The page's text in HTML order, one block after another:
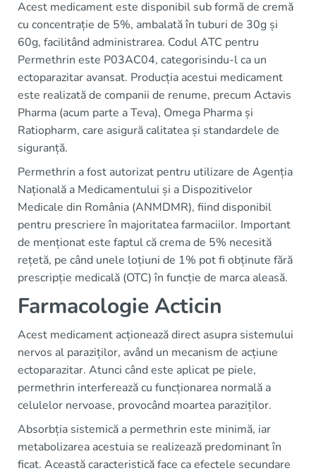
Acest medicament este disponibil sub formă de cremă
cu concentrație de 5%, ambalată în tuburi de 30g și
60g, facilitând administrarea. Codul ATC pentru
Permethrin este P03AC04, categorisindu-l ca un
ectoparazitar avansat. Producția acestui medicament
este realizată de companii de renume, precum Actavis
Pharma (acum parte a Teva), Omega Pharma și
Ratiopharm, care asigură calitatea și standardele de
siguranță.
Permethrin a fost autorizat pentru utilizare de Agenția
Națională a Medicamentului și a Dispozitivelor
Medicale din România (ANMDMR), fiind disponibil
pentru prescriere în majoritatea farmaciilor. Important
de menționat este faptul că crema de 5% necesită
rețetă, pe când unele loțiuni de 1% pot fi obținute fără
prescripție medicală (OTC) în funcție de marca aleasă.
Farmacologie Acticin
Acest medicament acționează direct asupra sistemului
nervos al paraziților, având un mecanism de acțiune
ectoparazitar. Atunci când este aplicat pe piele,
permethrin interferează cu funcționarea normală a
celulelor nervoase, provocând moartea paraziților.
Absorbția sistemică a permethrin este minimă, iar
metabolizarea acestuia se realizează predominant în
ficat. Această caracteristică face ca efectele secundare